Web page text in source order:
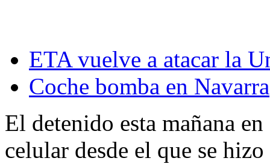
ETA vuelve a atacar la
Coche bomba en Navarra
El detenido esta mañana
celular desde el que se